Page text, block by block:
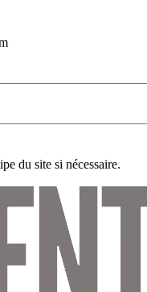
du site si nécessaire.